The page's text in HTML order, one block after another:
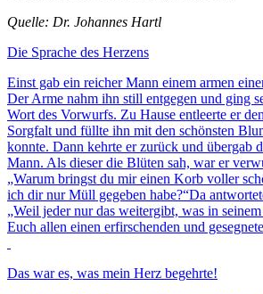
Quelle: Dr. Johannes Hartl
Die Sprache des Herzens
Einst gab ein reicher Mann einem armen
Der Arme nahm ihn still entgegen und ging
Wort des Vorwurfs. Zu Hause entleerte er
Sorgfalt und füllte ihn mit den schönsten
konnte. Dann kehrte er zurück und übergab
Mann. Als dieser die Blüten sah, war er
„Warum bringst du mir einen Korb voller
ich dir nur Müll gegeben habe?“Da
„Weil jeder nur das weitergibt, was in
Euch allen einen erfirschenden und
Das war es, was mein Herz begehrte!